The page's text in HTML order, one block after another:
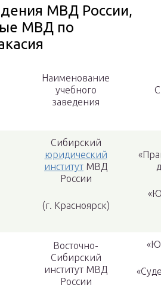
МВД России,
МВД по
Наименование
учебного
заведения
Сибирский
юридический
институт МВД
России
(г. Красноярск)
Восточно-
Сибирский
институт МВД
России